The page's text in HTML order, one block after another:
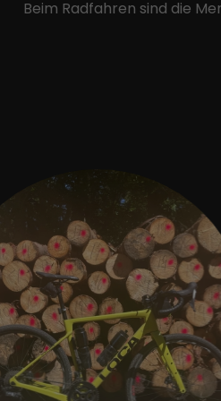
Beim Radfahren sind die